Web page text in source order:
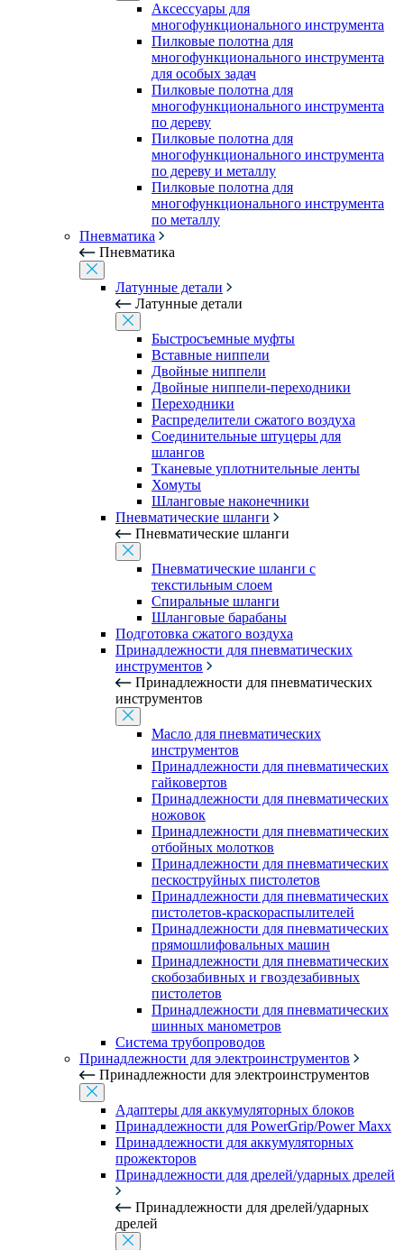
Аксессуары для
многофункционального инструмента
Пилковые полотна для
многофункционального инструмента
для особых задач
Пилковые полотна для
многофункционального инструмента
по дереву
Пилковые полотна для
многофункционального инструмента
по дереву и металлу
Пилковые полотна для
многофункционального инструмента
по металлу
Пневматика
Пневматика
Латунные детали
Латунные детали
Быстросъемные муфты
Вставные ниппели
Двойные ниппели
Двойные ниппели-переходники
Переходники
Распределители сжатого воздуха
Соединительные штуцеры для
шлангов
Тканевые уплотнительные ленты
Хомуты
Шланговые наконечники
Пневматические шланги
Пневматические шланги
Пневматические шланги с
текстильным слоем
Спиральные шланги
Шланговые барабаны
Подготовка сжатого воздуха
Принадлежности для пневматических
инструментов
Принадлежности для пневматических
инструментов
Масло для пневматических
инструментов
Принадлежности для пневматических
гайковертов
Принадлежности для пневматических
ножовок
Принадлежности для пневматических
отбойных молотков
Принадлежности для пневматических
пескоструйных пистолетов
Принадлежности для пневматических
пистолетов-краскораспылителей
Принадлежности для пневматических
прямошлифовальных машин
Принадлежности для пневматических
скобозабивных и гвоздезабивных
пистолетов
Принадлежности для пневматических
шинных манометров
Система трубопроводов
Принадлежности для электроинструментов
Принадлежности для электроинструментов
Адаптеры для аккумуляторных блоков
Принадлежности для PowerGrip/Power Maxx
Принадлежности для аккумуляторных
прожекторов
Принадлежности для дрелей/ударных дрелей
Принадлежности для дрелей/ударных
дрелей